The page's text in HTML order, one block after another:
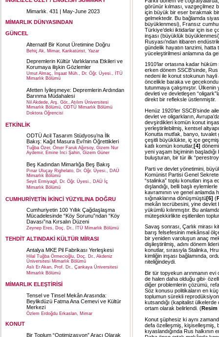
Mimarlık. 431 | May-June 2023
MİMARLIK DÜNYASINDAN
GÜNCEL
Alternatif Bir Konut Üretimine Doğru
Behiç Ak, Mimar, Karikatürist, Yazar
Depremlerin Kültür Varlıklarına Etkileri ve
Korumaya ilişkin Gözlemler
Umut Almaç, İnşaat Müh., Dr. Öğr. Üyesi., İTÜ
Mimarlık Bölümü
Afetten İyileşmeye: Depremlerin Ardından
Barınma Müdahalesi
Nil Akdede, Arş. Gör., Atılım Üniversitesi
Mimarlık Bölümü, ODTÜ Mimarlık Bölümü
Doktora Öğrencisi
ETKİNLİK
ODTÜ Acil Tasarım Stüdyosu’na İlk
Bakış: Kağıt Masura Evi'nin Öğrettikleri
Tuğba Özer, Ömer Faruk Ağırsoy, Gizem Nur
Aydemir, Emine İnci Şahin, Gizem Güner
Beş Kadından Mimarlığa Beş Bakış
Pınar Uluçay Righelato, Dr. Öğr. Üyesi., DAÜ
Mimarlık Bölümü
Seyit Ermiyagil, Dr. Öğr. Üyesi., DAÜ İç
Mimarlık Bölümü
CUMHURİYETİN İKİNCİ YÜZYILINA DOĞRU
Cumhuriyetin 100 Yıllık Çağdaşlaşma
Mücadelesinde “Köy Sorunu”ndan “Köy
Davası”na Kırsalın Düzeni
Zeynep Eres, Doç. Dr., İTÜ Mimarlık Bölümü
TEHDİT ALTINDAKİ KÜLTÜR MİRASI
Antalya MKE Pil Fabrikası Yerleşkesi
Hilal Tuğba Örmecioğlu, Doç. Dr., Akdeniz
Üniversitesi Mimarlık Bölümü
Aslı Er Akan, Prof. Dr., Çankaya Üniversitesi
Mimarlık Bölümü
MİMARLIK ELEŞTİRİSİ
Tensel ve Tinsel Mekân Arasında:
Beylikdüzü Fatma Ana Cemevi ve Kültür
Merkezi
Özlem Erdoğdu Erkaslan, Mimar
KONUT
Bir Toplum “Optimizasyon” Aracı Olarak
görünür kılması, vazgeçilmez
için büyük bir eser bırakmak
gelmektedir. Bu bağlamda
büyüklenmesi), Fransız
Türkiye’deki iktidarlar için ise
inşası (büyüklük
Rusyası’ndan itibaren
gündelik hayatın tanzimi, hatta
yüceleştirilmesi anlamına da
1910’lar ortasına kadar
erken dönem SSCB’sinde,
nedeni ile konut stokunun
öncelikle baraka ve
tutunmaya çalışmıştır.
devleti ve devletleşen
direkt bir refleksle üstlenmiştir.
Henüz 1920’ler SSCB’sinde
devlet ve oligarkların,
devşirdikleri komün konut
yerleştirilebilmiş, kentsel
Konutta mutfak, banyo, tuvalet
çeşitli büyüklükte, iç içe
katlı komün konutlar,[4]
yeni yaşam biçiminin
buluşturan, bir tür ilk
Parti ve devlet yönetimini,
Komünist Partisi Genel
“stalinka” toplu konutları inşa
dışlandığı, belli başlı
kavramının ve genel anlamda
sığınaklarına dönüşmüştü[6] (
mekân tecrübesini, yine devlet
yükümlü kılınmıştır. Bu
müteşekkirlikte eşitlenilen
Savaş sonrası, Çarlık mirası
barış felsefesinin mekânsal
bir yeniden varoluşun anaç
dişileştirilmiş, adını dönem
konutlar, sırasıyla Stalinka,
kimliğin inşası bağlamında,
niteliğindeydi.
Bir tür topyekun arınmanın
de halen daha olduğu gibi-
diğer problemlerin çözümü,
Söz konusu politikaların en
toplumun sürekli
kutsandığı (kapitalist
ortam olarak belirlendi. (Resim
Konut şüphesiz ki aynı
defa özelleşmiş, kişiselleşmiş,
kıyaslandığında Rus